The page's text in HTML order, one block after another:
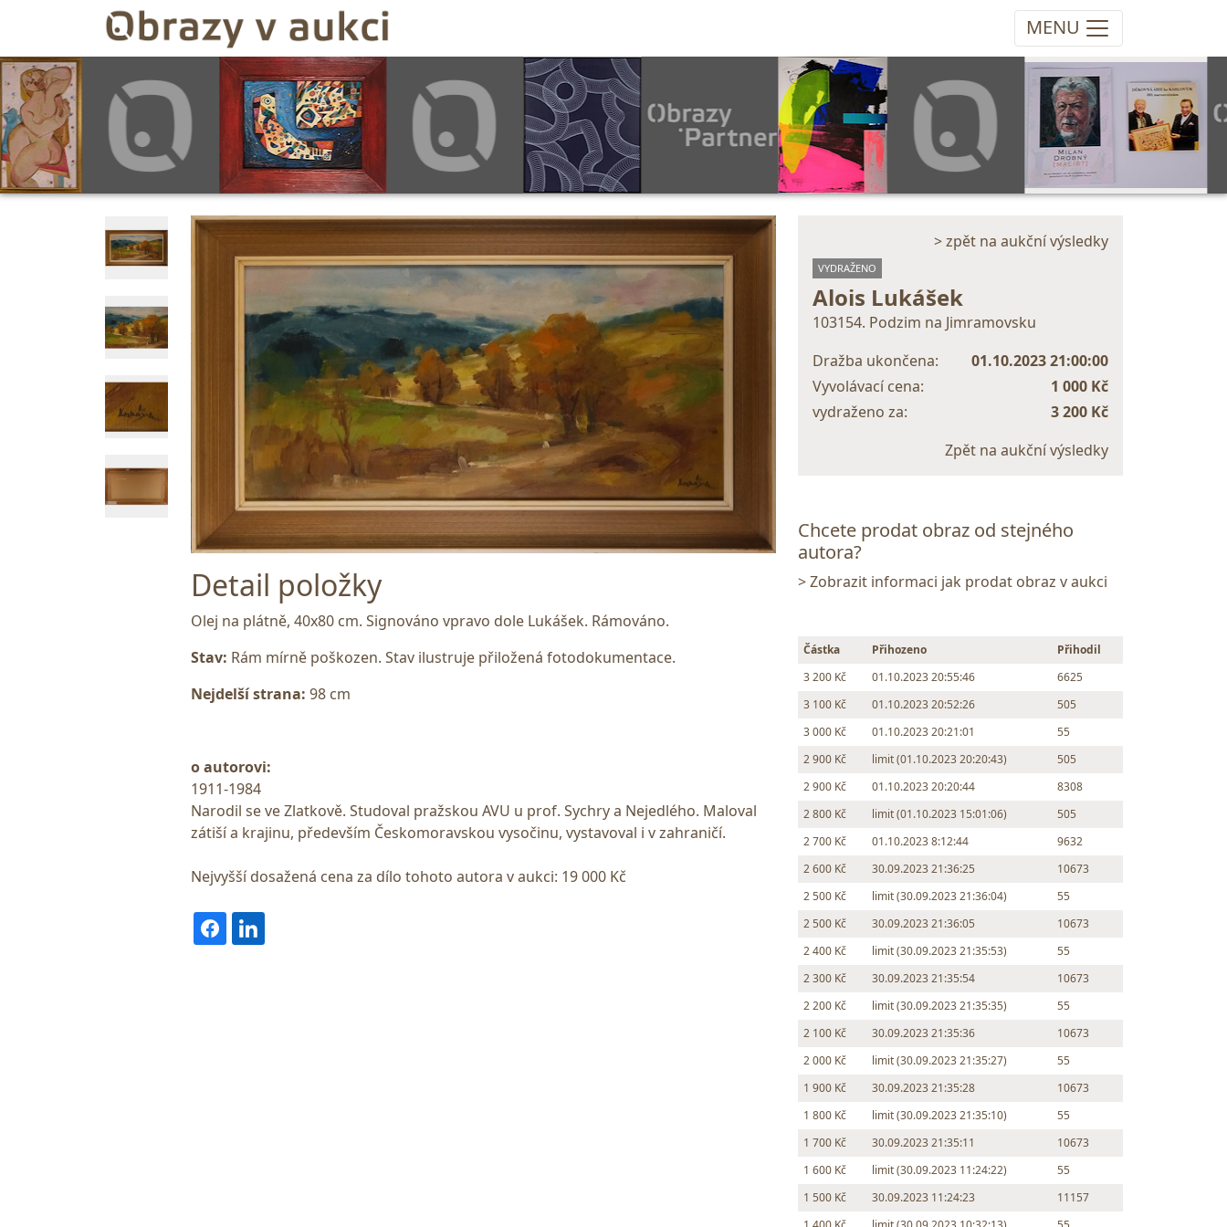
MENU
Detail položky
Olej na plátně, 40x80 cm. Signováno vpravo dole Lukášek. Rámováno.
Stav: Rám mírně poškozen. Stav ilustruje přiložená fotodokumentace.
Nejdelší strana: 98 cm
o autorovi:
1911-1984
Narodil se ve Zlatkově. Studoval pražskou AVU u prof. Sychry a Nejedlého. Maloval
zátiší a krajinu, především Českomoravskou vysočinu, vystavoval i v zahraničí.
Nejvyšší dosažená cena za dílo tohoto autora v aukci: 19 000 Kč
> zpět na aukční výsledky
VYDRAŽENO
Alois Lukášek
103154. Podzim na Jimramovsku
Dražba ukončena:
01.10.2023 21:00:00
Vyvolávací cena:
1 000 Kč
vydraženo za:
3 200 Kč
Zpět na aukční výsledky
Chcete prodat obraz od stejného
autora?
> Zobrazit informaci jak prodat obraz v aukci
Částka Přihozeno
Přihodil
3 200 Kč
01.10.2023 20:55:46
6625
3 100 Kč
01.10.2023 20:52:26
505
3 000 Kč
01.10.2023 20:21:01
55
2 900 Kč
limit (01.10.2023 20:20:43)
505
2 900 Kč
01.10.2023 20:20:44
8308
2 800 Kč
limit (01.10.2023 15:01:06)
505
2 700 Kč
01.10.2023 8:12:44
9632
2 600 Kč
30.09.2023 21:36:25
10673
2 500 Kč
limit (30.09.2023 21:36:04)
55
2 500 Kč
30.09.2023 21:36:05
10673
2 400 Kč
limit (30.09.2023 21:35:53)
55
2 300 Kč
30.09.2023 21:35:54
10673
2 200 Kč
limit (30.09.2023 21:35:35)
55
2 100 Kč
30.09.2023 21:35:36
10673
2 000 Kč
limit (30.09.2023 21:35:27)
55
1 900 Kč
30.09.2023 21:35:28
10673
1 800 Kč
limit (30.09.2023 21:35:10)
55
1 700 Kč
30.09.2023 21:35:11
10673
1 600 Kč
limit (30.09.2023 11:24:22)
55
1 500 Kč
30.09.2023 11:24:23
11157